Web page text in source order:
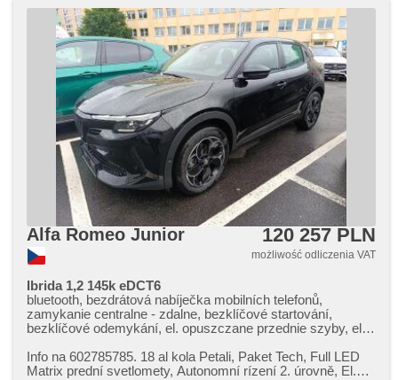
regulowane, czujnik ciśnienia opon, czujnik klocków
hamulcowych, lampy tylne LED, start-stop systém, USB,
radio fabryczne, digitální příjem rádia (DAB), termometr
zewnętrzny, podgrzewane lusterka, podgrzewana przednia
szyba, termometr wewnętrzny, wycieraczka tylna,
przyciemniane szyby, zatmavená zadní skla, přední pohon,
gwarancja, digitální přístrojová deska, wifi hotspot, malý
kožený paket
Alfa Romeo Junior 120 257 PLN
możliwość odliczenia VAT
Ibrida 1,2 145k eDCT6
bluetooth, bezdrátová nabíječka mobilních telefonů,
zamykanie centralne - zdalne, bezklíčové startování,
bezklíčové odemykání, el. opuszczane przednie szyby, el.
lampy tylne LED, klimatronic, podgrzewane fotele,
elektryczna regulacja foteli, kierownica wielofunkcyjna,
Info na 602785785. 18 al kola Petali,​ Paket Tech,​ Full LED
Matrix prední svetlomety,​ Autonomní rízení 2. úrovně,​ El.